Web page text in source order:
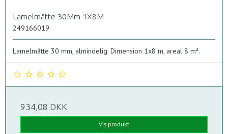
Lamelmåtte 30Mm 1X8M
249166019
Lamelmåtte 30 mm, almindelig. Dimension 1x8 m, areal 8 m².
934,08 DKK
Vis produkt